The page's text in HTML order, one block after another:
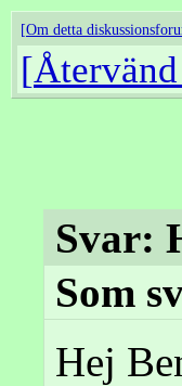
Om detta
Svar:
Som
Hej